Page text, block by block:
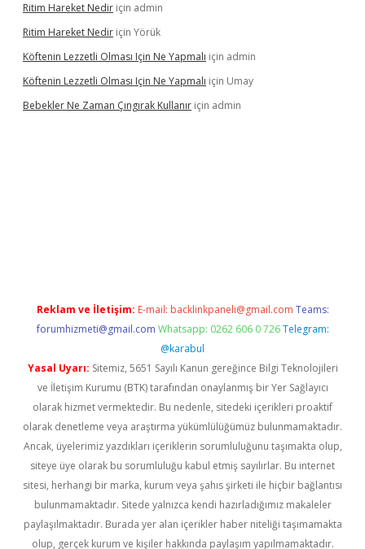
Ritim Hareket Nedir için admin
Ritim Hareket Nedir için Yörük
Köftenin Lezzetli Olması Için Ne Yapmalı için admin
Köftenin Lezzetli Olması Için Ne Yapmalı için Umay
Bebekler Ne Zaman Çıngırak Kullanır için admin
Reklam ve İletişim: E-mail: backlinkpaneli@gmail.com Teams:
forumhizmeti@gmail.com Whatsapp: 0262 606 0 726 Telegram:
@karabul
Yasal Uyarı: Sitemiz, 5651 Sayılı Kanun gereğince Bilgi Teknolojileri
ve İletişim Kurumu (BTK) tarafından onaylanmış bir Yer Sağlayıcı
olarak hizmet vermektedir. Bu nedenle, sitedeki içerikleri proaktif
olarak denetleme veya araştırma yükümlülüğümüz bulunmamaktadır.
Ancak, üyelerimiz yazdıkları içeriklerin sorumluluğunu taşımakta olup,
siteye üye olarak bu sorumluluğu kabul etmiş sayılırlar. Bu internet
sitesi, herhangi bir marka, kurum veya şahıs şirketi ile hiçbir bağlantısı
bulunmamaktadır. Sitede yalnızca kendi hazırladığımız makaleler
paylaşılmaktadır. Burada yer alan içerikler haber niteliği taşımamakta
olup, gerçek kurum ve kişiler hakkında paylaşım yapılmamaktadır.